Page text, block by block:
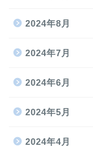
2024年8月
2024年7月
2024年6月
2024年5月
2024年4月